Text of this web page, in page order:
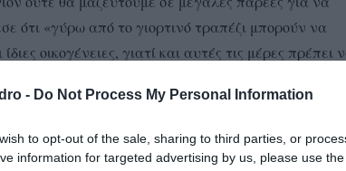
- Do Not Process My Personal Information
to opt-out of the sale, sharing to third parties, or
information for targeted advertising by us, please use
ότι «γύρω από το γιορτινό τραπέζι μπορούν να
οικογένειες, γιατί και αυτές τις μέρες πρέπει
μας».
τις 10:00 το βράδυ μέχρι τις 5:00 το πρωί θα
κάποια εξαίρεση για την παραμονή και την